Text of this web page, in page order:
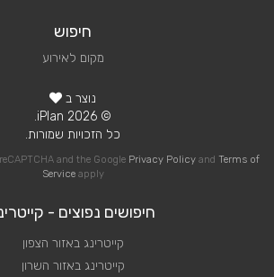
חיפוש
מקום לאירוע
נוצר ב
© 2026 iPlan.
כל הזכויות שמורות.
and the Google Privacy Policy and Terms of
Serviceapply
חיפושים נפוצים -
קייטרינג באזור הצפון
קייטרינג באזור השרון